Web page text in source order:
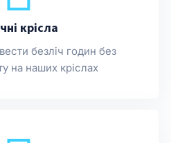
крісла
безліч годин без
на наших кріслах